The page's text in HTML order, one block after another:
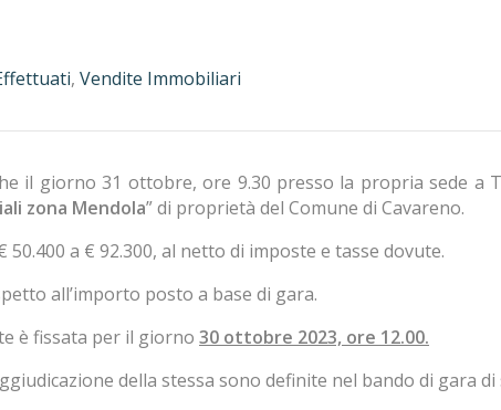
, Vendite Immobiliari
il giorno 31 ottobre, ore 9.30 presso la propria sede a
zona Mendola” di proprietà del Comune di Cavareno.
a € 92.300, al netto di imposte e tasse dovute.
all’importo posto a base di gara.
è fissata per il giorno 30 ottobre 2023, ore 12.00.
della stessa sono definite nel bando di gara